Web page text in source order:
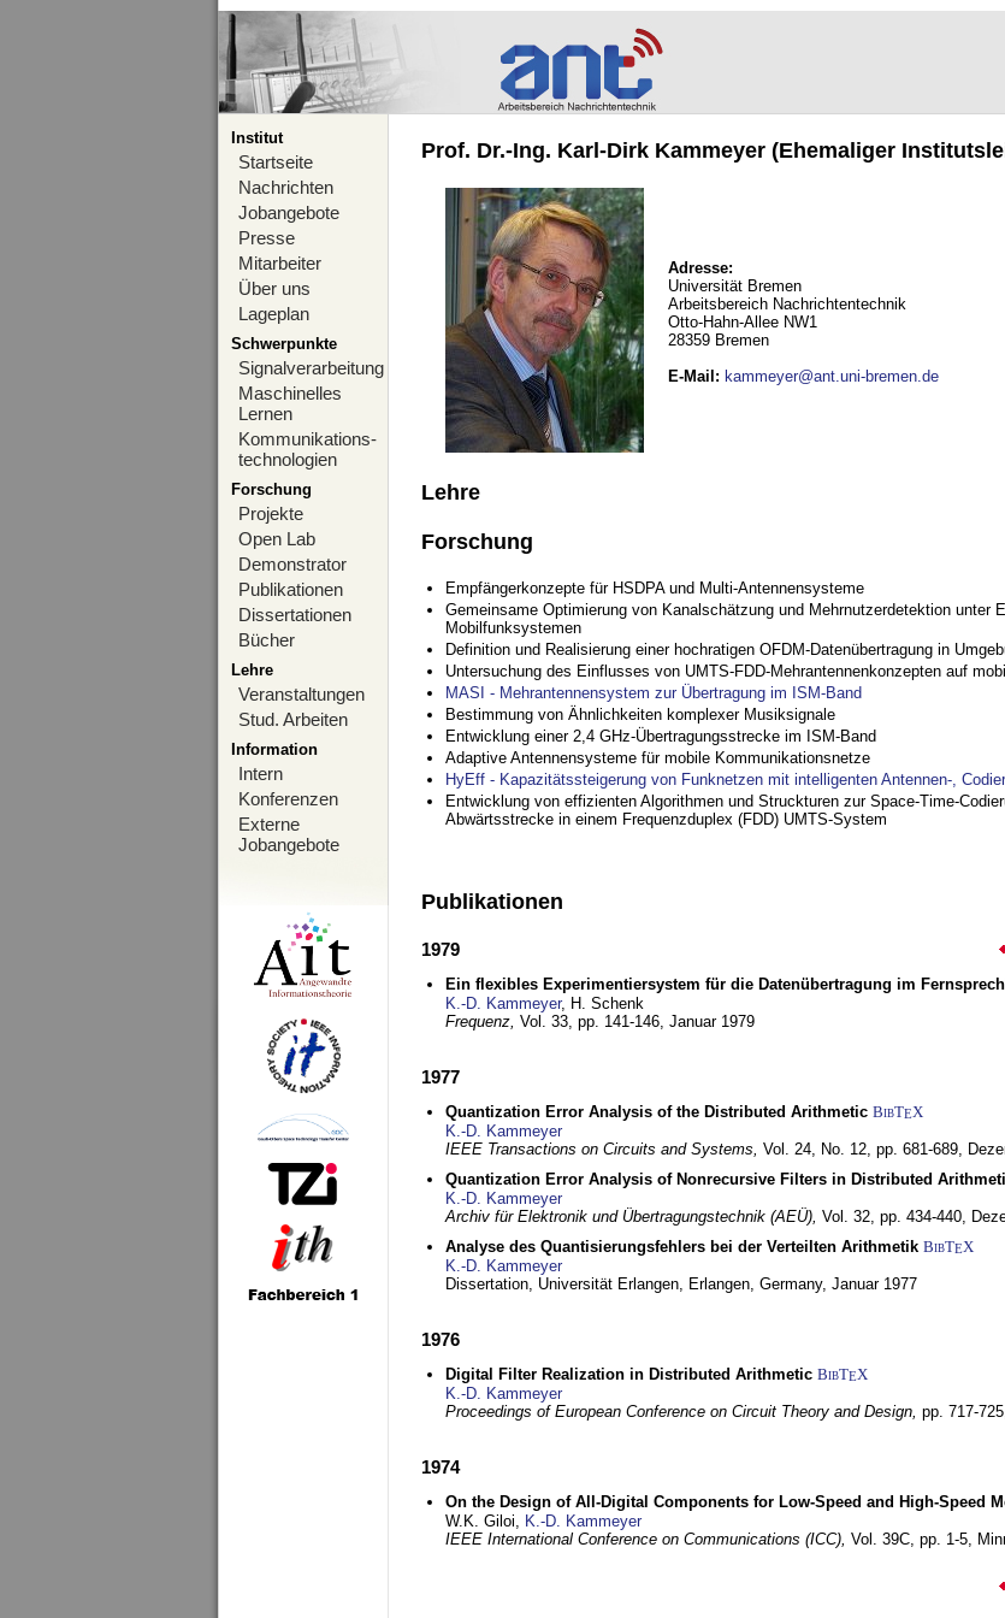
Institut
Startseite
Nachrichten
Jobangebote
Presse
Mitarbeiter
Über uns
Lageplan
Schwerpunkte
Signalverarbeitung
Maschinelles
Lernen
Kommunikations-
technologien
Forschung
Projekte
Open Lab
Demonstrator
Publikationen
Dissertationen
Bücher
Lehre
Veranstaltungen
Stud. Arbeiten
Information
Intern
Konferenzen
Externe
Jobangebote
Prof. Dr.-Ing. Karl-Dirk Kammeyer (Ehemaliger
Adresse:
Universität Bremen
Arbeitsbereich Nachrichtentechnik
Otto-Hahn-Allee NW1
28359 Bremen
E-Mail : kammeyer@ant.uni-bremen.de
Lehre
Forschung
Empfängerkonzepte für HSDPA und Multi-Antennensysteme
Gemeinsame Optimierung von Kanalschätzung und Mehrnutzerdetektion unter
Mobilfunksystemen
Definition und Realisierung einer hochratigen OFDM-Datenübertragung in
Untersuchung des Einflusses von UMTS-FDD-Mehrantennenkonzepten auf
MASI - Mehrantennensystem zur Übertragung im ISM-Band
Bestimmung von Ähnlichkeiten komplexer Musiksignale
Entwicklung einer 2,4 GHz-Übertragungsstrecke im ISM-Band
Adaptive Antennensysteme für mobile Kommunikationsnetze
HyEff - Kapazitätssteigerung von Funknetzen mit intelligenten Antennen-,
Entwicklung von effizienten Algorithmen und Struckturen zur Space-Time-
Abwärtsstrecke in einem Frequenzduplex (FDD) UMTS-System
Publikationen
1979
Ein flexibles Experimentiersystem für die Datenübertragung im
K.-D. Kammeyer, H. Schenk
Frequenz, Vol. 33, pp. 141-146, Januar 1979
1977
Quantization Error Analysis of the Distributed Arithmetic BibTEX
K.-D. Kammeyer
IEEE Transactions on Circuits and Systems, Vol. 24, No. 12, pp. 681-689,
Quantization Error Analysis of Nonrecursive Filters in Distributed
K.-D. Kammeyer
Archiv für Elektronik und Übertragungstechnik (AEÜ), Vol. 32, pp. 434-440,
Analyse des Quantisierungsfehlers bei der Verteilten Arithmetik BibTEX
K.-D. Kammeyer
Dissertation, Universität Erlangen, Erlangen, Germany, Januar 1977
1976
Digital Filter Realization in Distributed Arithmetic BibTEX
K.-D. Kammeyer
Proceedings of European Conference on Circuit Theory and Design, pp. 717-
1974
On the Design of All-Digital Components for Low-Speed and High-Speed
W.K. Giloi, K.-D. Kammeyer
IEEE International Conference on Communications (ICC), Vol. 39C, pp. 1-5,